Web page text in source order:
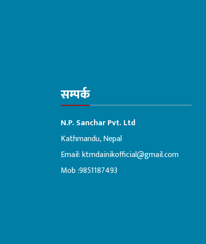
सम्पर्क
N.P. Sanchar Pvt. Ltd
Kathmandu, Nepal
Email:ktmdainikofficial@gmail.com
Mob :9851187493